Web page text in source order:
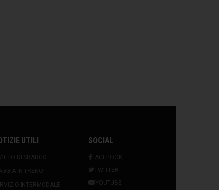
UTILI
DI SBARCO
IN TRENO
INTERMODALE
SOCIAL
FACEBOOK
TWITTER
YOUTUBE